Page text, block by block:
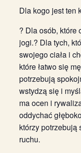
Dla kogo jest ten
? Dla osób, które
jogi.? Dla tych,
swojego ciała i
które łatwo się
potrzebują
wstydzą się i
ma ocen i
oddychać
którzy potrzebują
ruchu.